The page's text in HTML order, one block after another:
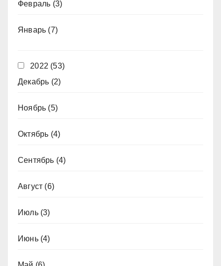
Февраль (3)
Январь (7)
2022 (53)
Декабрь (2)
Ноябрь (5)
Октябрь (4)
Сентябрь (4)
Август (6)
Июль(3)
Июнь(4)